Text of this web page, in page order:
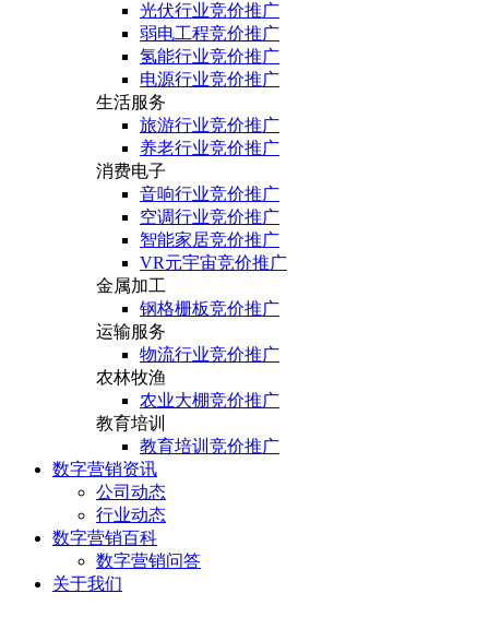
光伏行业竞价推广
弱电工程竞价推广
氢能行业竞价推广
电源行业竞价推广
生活服务
旅游行业竞价推广
养老行业竞价推广
消费电子
音响行业竞价推广
空调行业竞价推广
智能家居竞价推广
VR元宇宙竞价推广
金属加工
钢格栅板竞价推广
运输服务
物流行业竞价推广
农林牧渔
农业大棚竞价推广
教育培训
教育培训竞价推广
数字营销资讯
公司动态
行业动态
数字营销百科
数字营销问答
关于我们